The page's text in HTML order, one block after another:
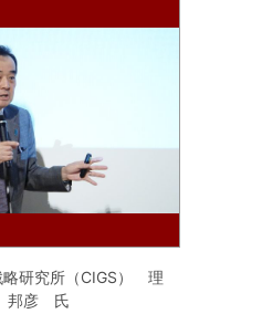
略研究所（CIGS） 理
邦彦 氏